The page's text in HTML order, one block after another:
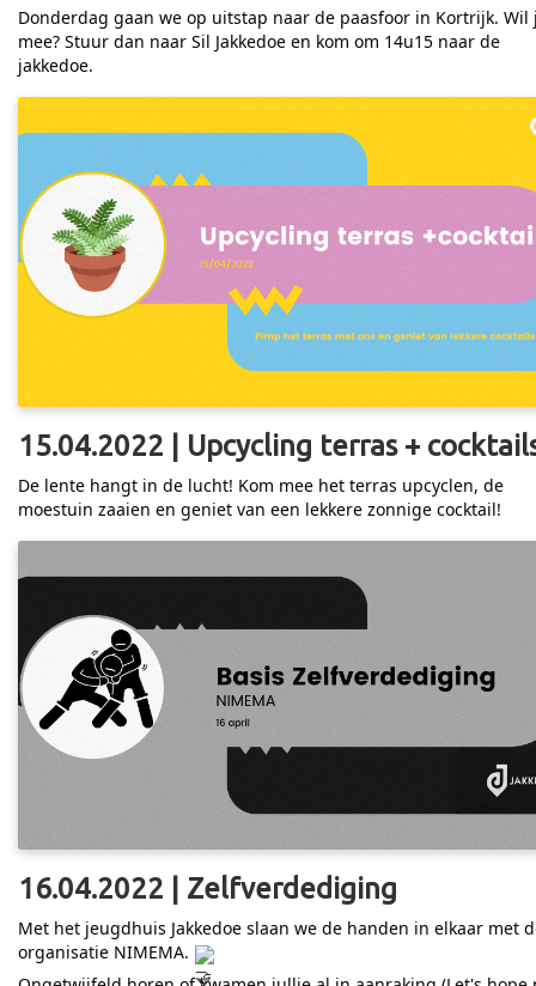
Donderdag gaan we op uitstap naar de paasfoor in Kortrijk. Wil
mee? Stuur dan naar Sil Jakkedoe en kom om 14u15 naar de
jakkedoe.
15.04.2022 | Upcycling terras +
De lente hangt in de lucht! Kom mee het terras upcyclen, de
moestuin zaaien en geniet van een lekkere zonnige cocktail!
16.04.2022 | Zelfverdediging
Met het jeugdhuis Jakkedoe slaan we de handen in elkaar met
organisatie NIMEMA.